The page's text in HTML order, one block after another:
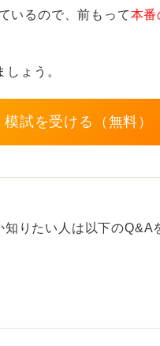
いるので、前もって本番
ょう。
模試を受ける（無料）
りたい人は以下のQ&A